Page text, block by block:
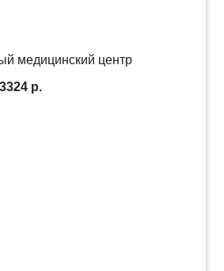
медицинский центр
3324 р.